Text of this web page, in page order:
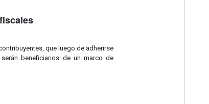
que luego de adherirse
beneficiarios de un marco de